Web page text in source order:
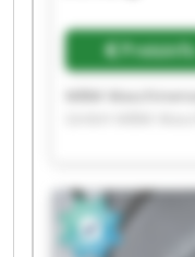
Preisinfo
GmbH MBM